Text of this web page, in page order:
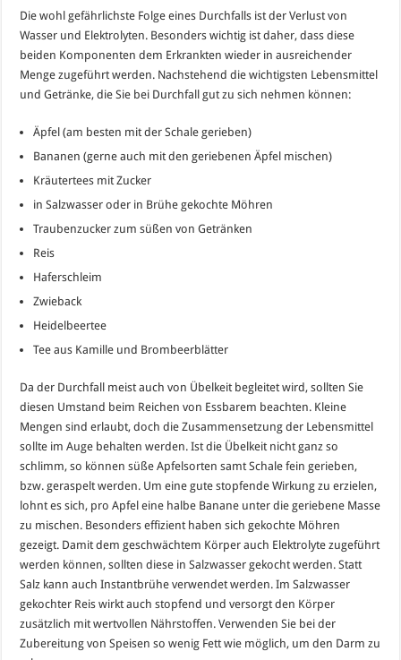
Die wohl gefährlichste Folge eines Durchfalls ist der Verlust von
Wasser und Elektrolyten. Besonders wichtig ist daher, dass diese
beiden Komponenten dem Erkrankten wieder in ausreichender
Menge zugeführt werden. Nachstehend die wichtigsten Lebensmittel
und Getränke, die Sie bei Durchfall gut zu sich nehmen können:
Äpfel (am besten mit der Schale gerieben)
Bananen (gerne auch mit den geriebenen Äpfel mischen)
Kräutertees mit Zucker
in Salzwasser oder in Brühe gekochte Möhren
Traubenzucker zum süßen von Getränken
Reis
Haferschleim
Zwieback
Heidelbeertee
Tee aus Kamille und Brombeerblätter
Da der Durchfall meist auch von Übelkeit begleitet wird, sollten Sie
diesen Umstand beim Reichen von Essbarem beachten. Kleine
Mengen sind erlaubt, doch die Zusammensetzung der Lebensmittel
sollte im Auge behalten werden. Ist die Übelkeit nicht ganz so
schlimm, so können süße Apfelsorten samt Schale fein gerieben,
bzw. geraspelt werden. Um eine gute stopfende Wirkung zu erzielen,
lohnt es sich, pro Apfel eine halbe Banane unter die geriebene Masse
zu mischen. Besonders effizient haben sich gekochte Möhren
gezeigt. Damit dem geschwächtem Körper auch Elektrolyte zugeführt
werden können, sollten diese in Salzwasser gekocht werden. Statt
Salz kann auch Instantbrühe verwendet werden. Im Salzwasser
gekochter Reis wirkt auch stopfend und versorgt den Körper
zusätzlich mit wertvollen Nährstoffen. Verwenden Sie bei der
Zubereitung von Speisen so wenig Fett wie möglich, um den Darm zu